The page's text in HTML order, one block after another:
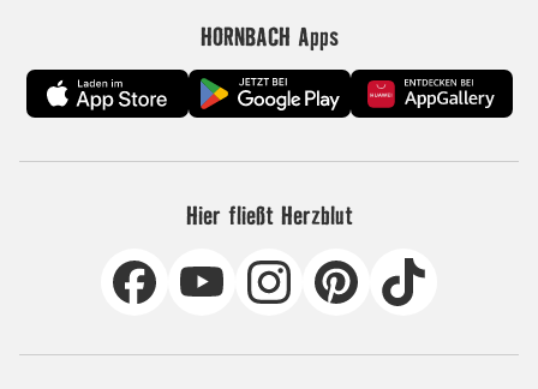
HORNBACH Apps
Hier fließt Herzblut